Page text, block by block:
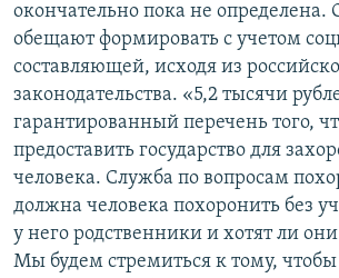
окончательно пока не определена.
обещают формировать с учетом
составляющей, исходя из
законодательства. «5,2 тысячи
гарантированный перечень того,
предоставить государство для
человека. Служба по вопросам
должна человека похоронить без
у него родственники и хотят ли
Мы будем стремиться к тому, чтобы